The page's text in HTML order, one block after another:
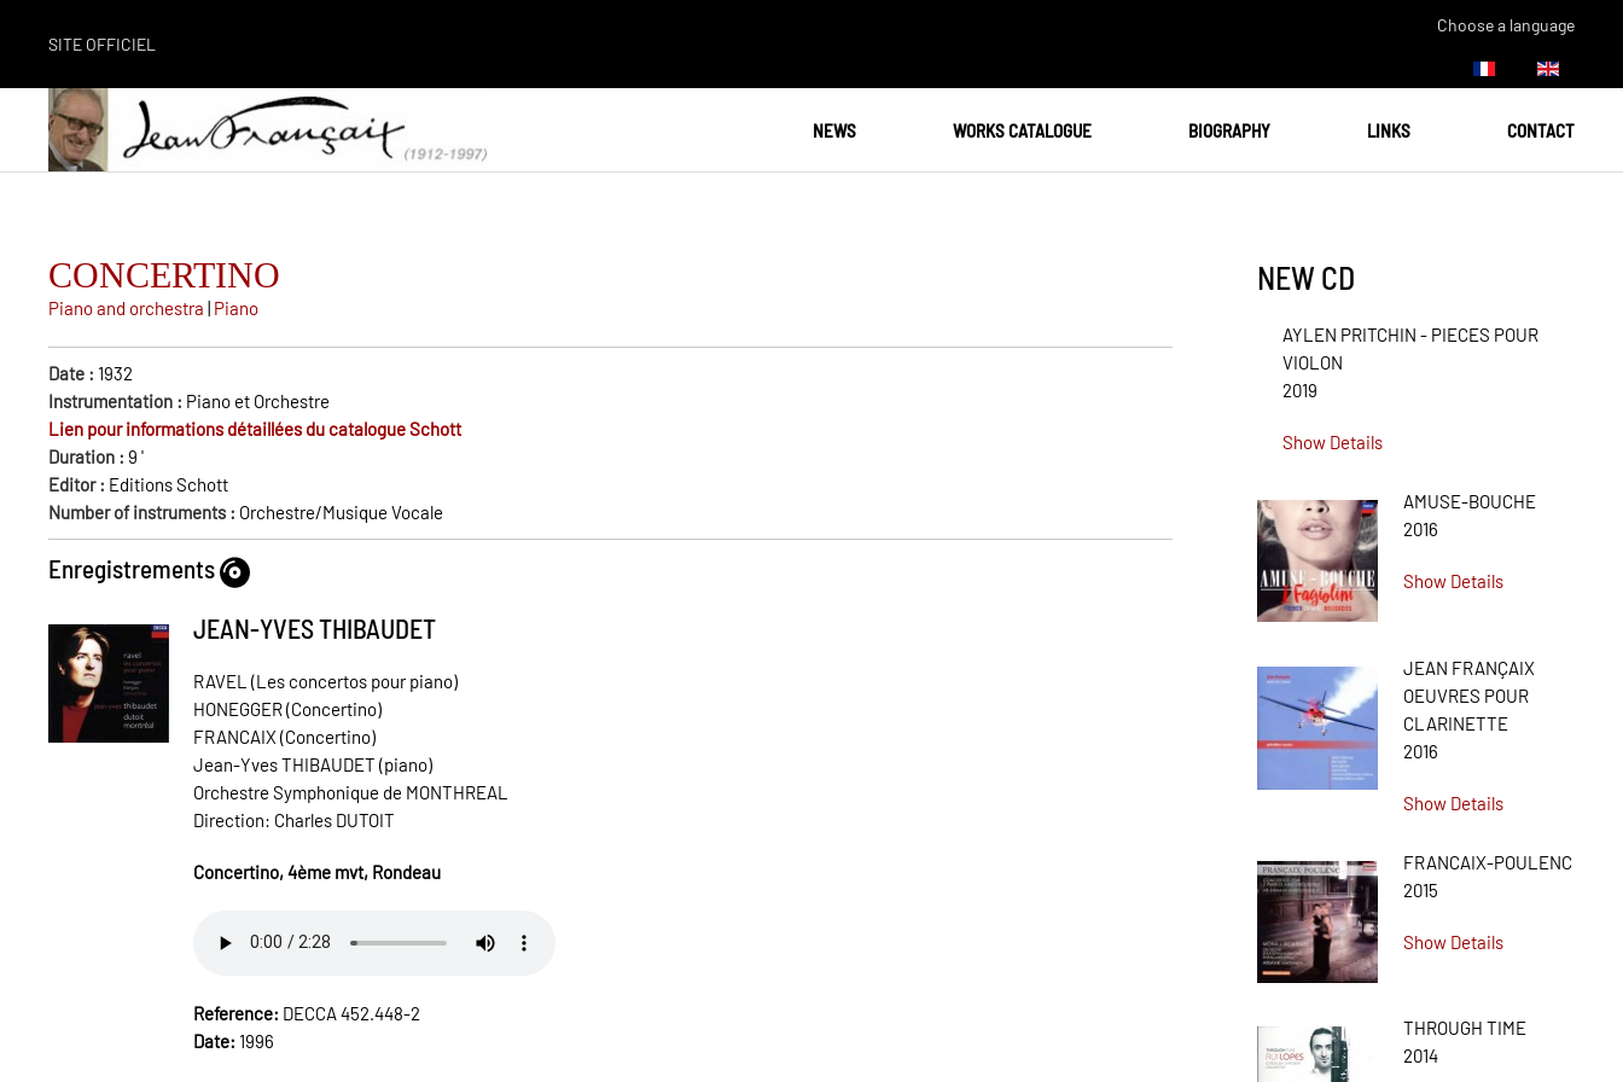
SITE OFFICIEL
Choose a language
NEWS WORKS CATALOGUE BIOGRAPHY LINKS CONTACT
CONCERTINO
Piano and orchestra | Piano
Date : 1932
Instrumentation : Piano et Orchestre
Lien pour informations détaillées du catalogue Schott
Duration : 9 '
Editor : Editions Schott
Number of instruments : Orchestre/Musique Vocale
Enregistrements
JEAN-YVES THIBAUDET
RAVEL (Les concertos pour piano)
HONEGGER (Concertino)
FRANCAIX (Concertino)
Jean-Yves THIBAUDET (piano)
Orchestre Symphonique de MONTHREAL
Direction: Charles DUTOIT
Concertino, 4ème mvt, Rondeau
Reference: DECCA 452.448-2
Date: 1996
NEW CD
AYLEN PRITCHIN - PIECES POUR
VIOLON
2019
Show Details
AMUSE-BOUCHE
2016
Show Details
JEAN FRANÇAIX
OEUVRES POUR
CLARINETTE
2016
Show Details
FRANCAIX-POULENC
2015
Show Details
THROUGH TIME
2014